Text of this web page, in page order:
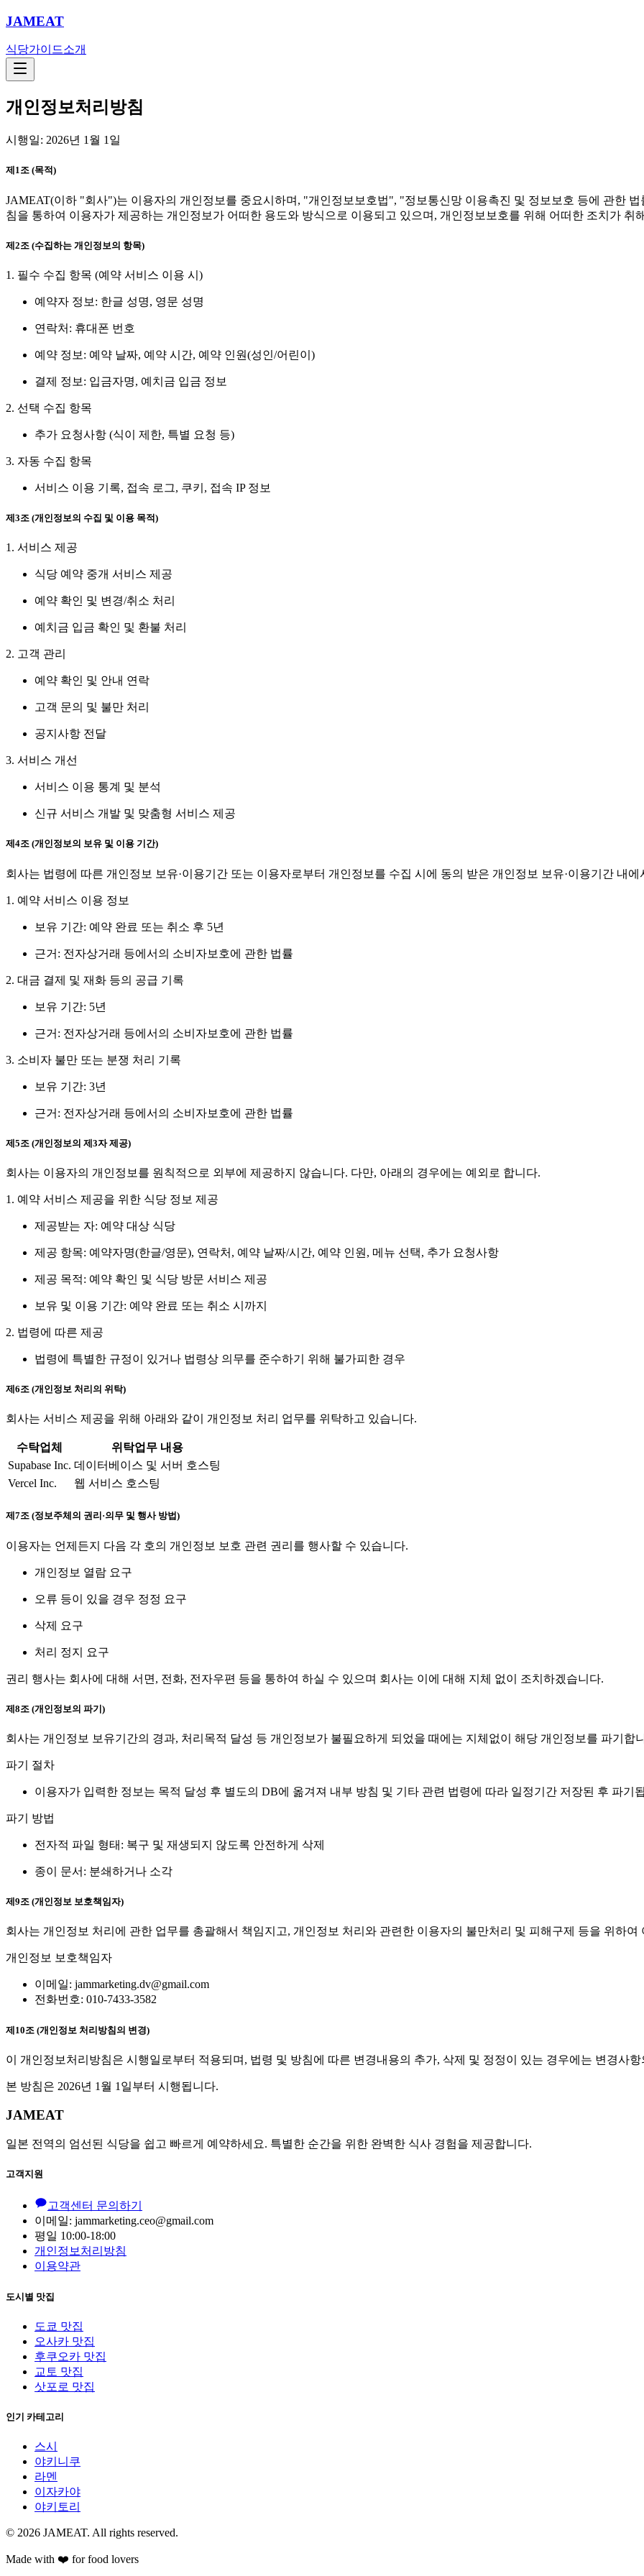
JAMEAT
식당가이드소개
개인정보처리방침
시행일: 2026년 1월 1일
제1조 (목적)
JAMEAT(이하 "회사")는 이용자의 개인정보를 중요시하며, "개인정보보호법", "정보통신망 이용촉진 및 정보보호 등에 관한
침을 통하여 이용자가 제공하는 개인정보가 어떠한 용도와 방식으로 이용되고 있으며, 개인정보보호를 위해 어떠한 조치가 취
제2조 (수집하는 개인정보의 항목)
1. 필수 수집 항목 (예약 서비스 이용 시)
예약자 정보: 한글 성명, 영문 성명
연락처: 휴대폰 번호
예약 정보: 예약 날짜, 예약 시간, 예약 인원(성인/어린이)
결제 정보: 입금자명, 예치금 입금 정보
2. 선택 수집 항목
추가 요청사항 (식이 제한, 특별 요청 등)
3. 자동 수집 항목
서비스 이용 기록, 접속 로그, 쿠키, 접속 IP 정보
제3조 (개인정보의 수집 및 이용 목적)
1. 서비스 제공
식당 예약 중개 서비스 제공
예약 확인 및 변경/취소 처리
예치금 입금 확인 및 환불 처리
2. 고객 관리
예약 확인 및 안내 연락
고객 문의 및 불만 처리
공지사항 전달
3. 서비스 개선
서비스 이용 통계 및 분석
신규 서비스 개발 및 맞춤형 서비스 제공
제4조 (개인정보의 보유 및 이용 기간)
회사는 법령에 따른 개인정보 보유·이용기간 또는 이용자로부터 개인정보를 수집 시에 동의 받은 개인정보 보유·이용기간 내
1. 예약 서비스 이용 정보
보유 기간: 예약 완료 또는 취소 후 5년
근거: 전자상거래 등에서의 소비자보호에 관한 법률
2. 대금 결제 및 재화 등의 공급 기록
보유 기간: 5년
근거: 전자상거래 등에서의 소비자보호에 관한 법률
3. 소비자 불만 또는 분쟁 처리 기록
보유 기간: 3년
근거: 전자상거래 등에서의 소비자보호에 관한 법률
제5조 (개인정보의 제3자 제공)
회사는 이용자의 개인정보를 원칙적으로 외부에 제공하지 않습니다. 다만, 아래의 경우에는 예외로 합니다.
1. 예약 서비스 제공을 위한 식당 정보 제공
제공받는 자: 예약 대상 식당
제공 항목: 예약자명(한글/영문), 연락처, 예약 날짜/시간, 예약 인원, 메뉴 선택, 추가 요청사항
제공 목적: 예약 확인 및 식당 방문 서비스 제공
보유 및 이용 기간: 예약 완료 또는 취소 시까지
2. 법령에 따른 제공
법령에 특별한 규정이 있거나 법령상 의무를 준수하기 위해 불가피한 경우
제6조 (개인정보 처리의 위탁)
회사는 서비스 제공을 위해 아래와 같이 개인정보 처리 업무를 위탁하고 있습니다.
수탁업체
위탁업무 내용
Supabase Inc. 데이터베이스 및 서버 호스팅
Vercel Inc.
웹 서비스 호스팅
제7조 (정보주체의 권리·의무 및 행사 방법)
이용자는 언제든지 다음 각 호의 개인정보 보호 관련 권리를 행사할 수 있습니다.
개인정보 열람 요구
오류 등이 있을 경우 정정 요구
삭제 요구
처리 정지 요구
권리 행사는 회사에 대해 서면, 전화, 전자우편 등을 통하여 하실 수 있으며 회사는 이에 대해 지체 없이 조치하겠습니다.
제8조 (개인정보의 파기)
회사는 개인정보 보유기간의 경과, 처리목적 달성 등 개인정보가 불필요하게 되었을 때에는 지체없이 해당 개인정보를 파기합
파기 절차
이용자가 입력한 정보는 목적 달성 후 별도의 DB에 옮겨져 내부 방침 및 기타 관련 법령에 따라 일정기간 저장된 후 파기
파기 방법
전자적 파일 형태: 복구 및 재생되지 않도록 안전하게 삭제
종이 문서: 분쇄하거나 소각
제9조 (개인정보 보호책임자)
회사는 개인정보 처리에 관한 업무를 총괄해서 책임지고, 개인정보 처리와 관련한 이용자의 불만처리 및 피해구제 등을 위하
개인정보 보호책임자
이메일: jammarketing.dv@gmail.com
전화번호: 010-7433-3582
제10조 (개인정보 처리방침의 변경)
이 개인정보처리방침은 시행일로부터 적용되며, 법령 및 방침에 따른 변경내용의 추가, 삭제 및 정정이 있는 경우에는 변경사
본 방침은 2026년 1월 1일부터 시행됩니다.
JAMEAT
일본 전역의 엄선된 식당을 쉽고 빠르게 예약하세요. 특별한 순간을 위한 완벽한 식사 경험을 제공합니다.
고객지원
고객센터 문의하기
이메일: jammarketing.ceo@gmail.com
평일 10:00-18:00
개인정보처리방침
이용약관
도시별 맛집
도쿄 맛집
오사카 맛집
후쿠오카 맛집
교토 맛집
삿포로 맛집
인기 카테고리
스시
야키니쿠
라멘
이자카야
야키토리
© 2026 JAMEAT. All rights reserved.
Made with ❤️ for food lovers